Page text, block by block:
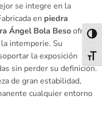
se integre en la
en piedra
Ángel Bola Besoofrece
intemperie. Su
la exposición
sin perder su definición.
de gran estabilidad,
cualquier entorno